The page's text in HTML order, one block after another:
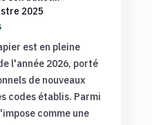
2025
est en pleine
l'année 2026, porté
de nouveaux
codes établis. Parmi
comme une